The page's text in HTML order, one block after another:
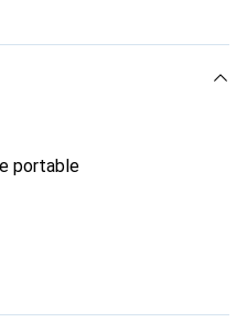
de haute qualité et
clientèle exigeante.
portable